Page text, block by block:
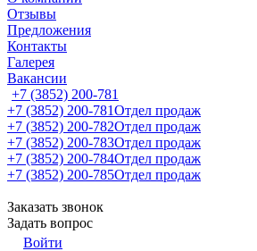
Отзывы
Предложения
Контакты
Галерея
Вакансии
+7 (3852) 200-781
+7 (3852) 200-781Отдел продаж
+7 (3852) 200-782Отдел продаж
+7 (3852) 200-783Отдел продаж
+7 (3852) 200-784Отдел продаж
+7 (3852) 200-785Отдел продаж
Заказать звонок
Задать вопрос
Войти